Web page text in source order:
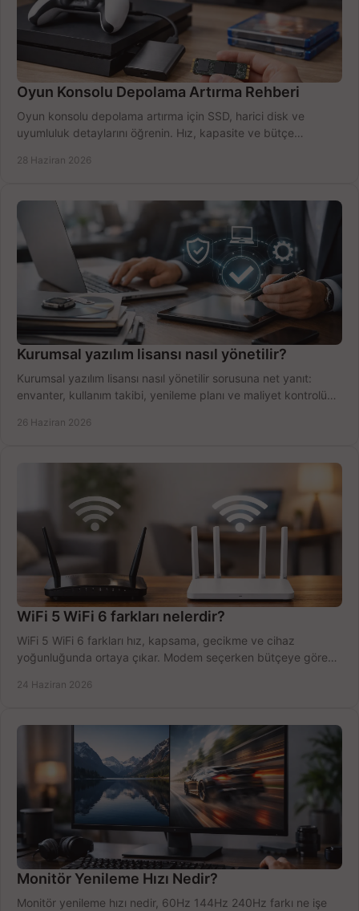
Oyun Konsolu Depolama Artırma Rehberi
Oyun konsolu depolama artırma için SSD, harici disk ve
uyumluluk detaylarını öğrenin. Hız, kapasite ve bütçe
28 Haziran 2026
Kurumsal yazılım lisansı nasıl yönetilir?
Kurumsal yazılım lisansı nasıl yönetilir sorusuna net yanıt:
envanter, kullanım takibi, yenileme planı ve maliyet kontrolü
26 Haziran 2026
WiFi 5 WiFi 6 farkları nelerdir?
WiFi 5 WiFi 6 farkları hız, kapsama, gecikme ve cihaz
yoğunluğunda ortaya çıkar. Modem seçerken bütçeye göre
24 Haziran 2026
Monitör Yenileme Hızı Nedir?
Monitör yenileme hızı nedir, 60Hz 144Hz 240Hz farkı ne işe